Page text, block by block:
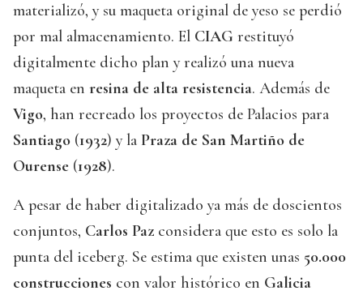
materializó, y su maqueta original de yeso se perdió
por mal almacenamiento. El CIAG restituyó
digitalmente dicho plan y realizó una nueva
maqueta en resina de alta resistencia. Además de
Vigo, han recreado los proyectos de Palacios para
Santiago (1932) y la Praza de San Martiño de
Ourense (1928).
A pesar de haber digitalizado ya más de doscientos
conjuntos, Carlos Paz considera que esto es solo la
punta del iceberg. Se estima que existen unas 50.000
construcciones con valor histórico en Galicia